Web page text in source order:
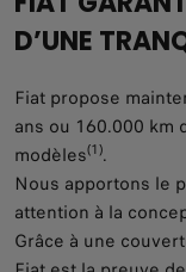
D’UNE
Fiat propose
ans ou 160.000 km
modèles(1).
Nous apportons le
attention à la
Grâce à une